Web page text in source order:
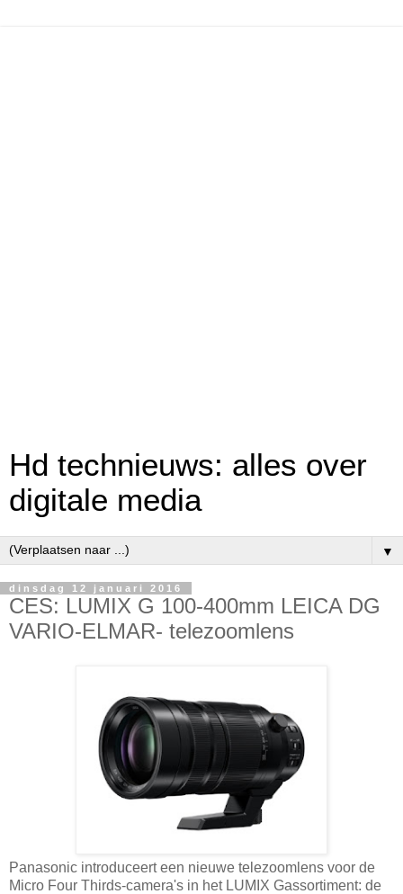
Hd technieuws: alles over
digitale media
▼
dinsdag 12 januari 2016
CES: LUMIX G 100-400mm LEICA DG
VARIO-ELMAR- telezoomlens
Panasonic introduceert een nieuwe telezoomlens voor de
Micro Four Thirds-camera's in het LUMIX Gassortiment: de